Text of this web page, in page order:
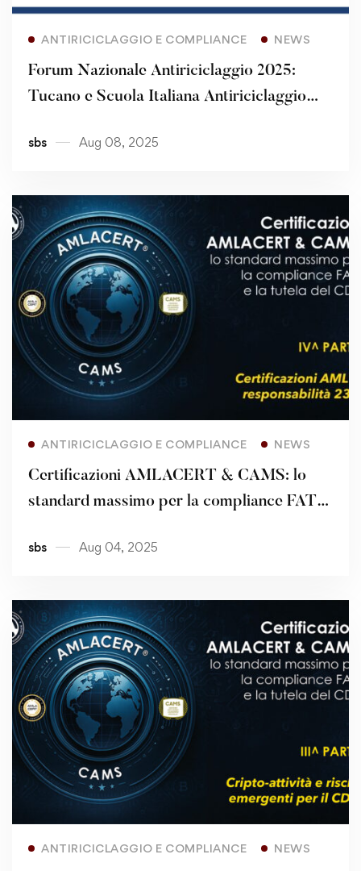
ANTIRICICLAGGIO E COMPLIANCE NEWS
Forum Nazionale Antiriciclaggio 2025:
Tucano e Scuola Italiana Antiriciclaggio
sbs Aug 08, 2025
ANTIRICICLAGGIO E COMPLIANCE NEWS
Certificazioni AMLACERT & CAMS: lo
standard massimo per la compliance FATF
sbs Aug 04, 2025
ANTIRICICLAGGIO E COMPLIANCE NEWS